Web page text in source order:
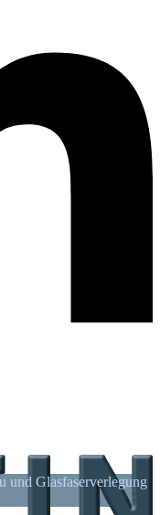
und Glasfaserverlegung